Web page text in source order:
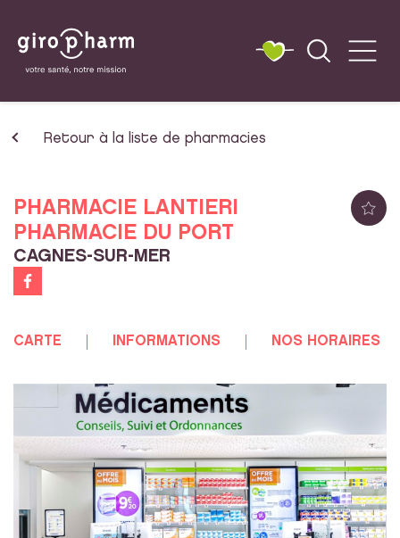
Retour à la liste de pharmacies
PHARMACIE LANTIERI
PHARMACIE DU PORT
CAGNES-SUR-MER
CARTE INFORMATIONS NOS HORAIRES